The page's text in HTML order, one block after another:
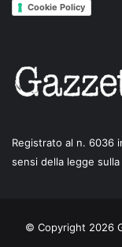
Cookie Policy
Registrato al n. 6036
sensi della legge
© Copyright 2026